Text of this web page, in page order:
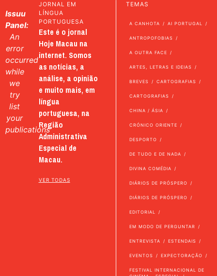
Issuu
Panel:
An
error
occurred
while
we
try
list
your
publications
JORNAL EM
LÍNGUA
PORTUGUESA
Este é o jornal
Hoje Macau na
internet. Somos
as notícias, a
análise, a opinião
e muito mais, em
língua
portuguesa, na
Região
Administrativa
Especial de
Macau.
VER TODAS
TEMAS
A CANHOTA AI PORTUGAL
ANTROPOFOBIAS
A OUTRA FACE
ARTES, LETRAS E IDEIAS
BREVES CARTOGRAFIAS
CARTOGRAFIAS
CHINA / ÁSIA
CRÓNICO ORIENTE
DESPORTO
DE TUDO E DE NADA
DIVINA COMÉDIA
DIÁRIOS DE PRÓSPERO
DIÁRIOS DE PRÓSPERO
EDITORIAL
EM MODO DE PERGUNTAR
ENTREVISTA ESTENDAIS
EVENTOS EXPECTORAÇÃO
FESTIVAL INTERNACIONAL DE